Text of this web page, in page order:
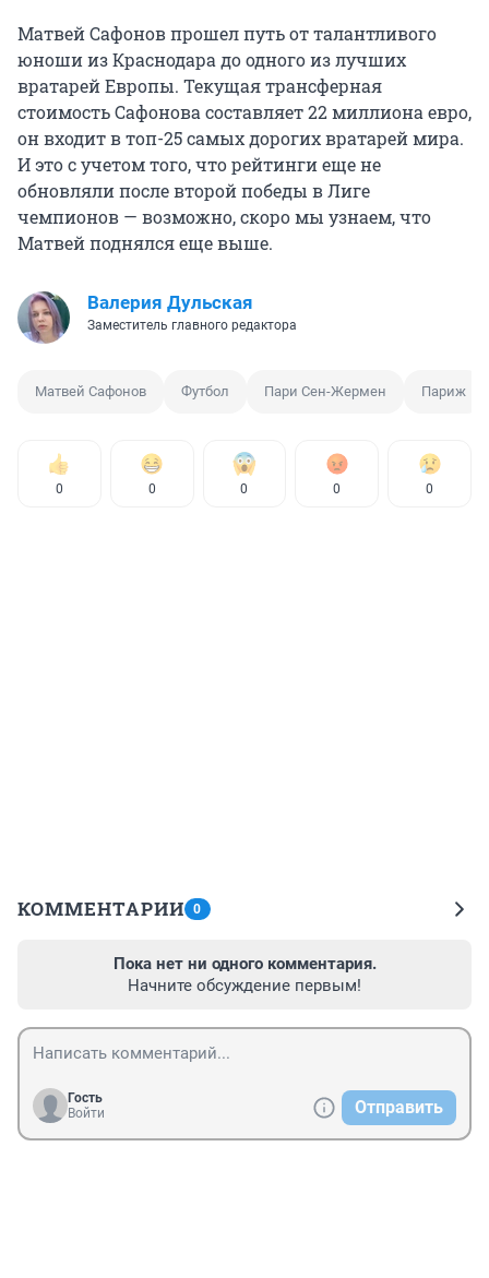
Матвей Сафонов прошел путь от талантливого
юноши из Краснодара до одного из лучших
вратарей Европы. Текущая трансферная
стоимость Сафонова составляет 22 миллиона евро,
он входит в топ-25 самых дорогих вратарей мира.
И это с учетом того, что рейтинги еще не
обновляли после второй победы в Лиге
чемпионов — возможно, скоро мы узнаем, что
Матвей поднялся еще выше.
Валерия Дульская
Заместитель главного редактора
Матвей Сафонов Футбол Пари Сен-Жермен Париж
0 0 0 0 0
КОММЕНТАРИИ 0
Пока нет ни одного комментария.
Начните обсуждение первым!
Гость
Войти
Отправить